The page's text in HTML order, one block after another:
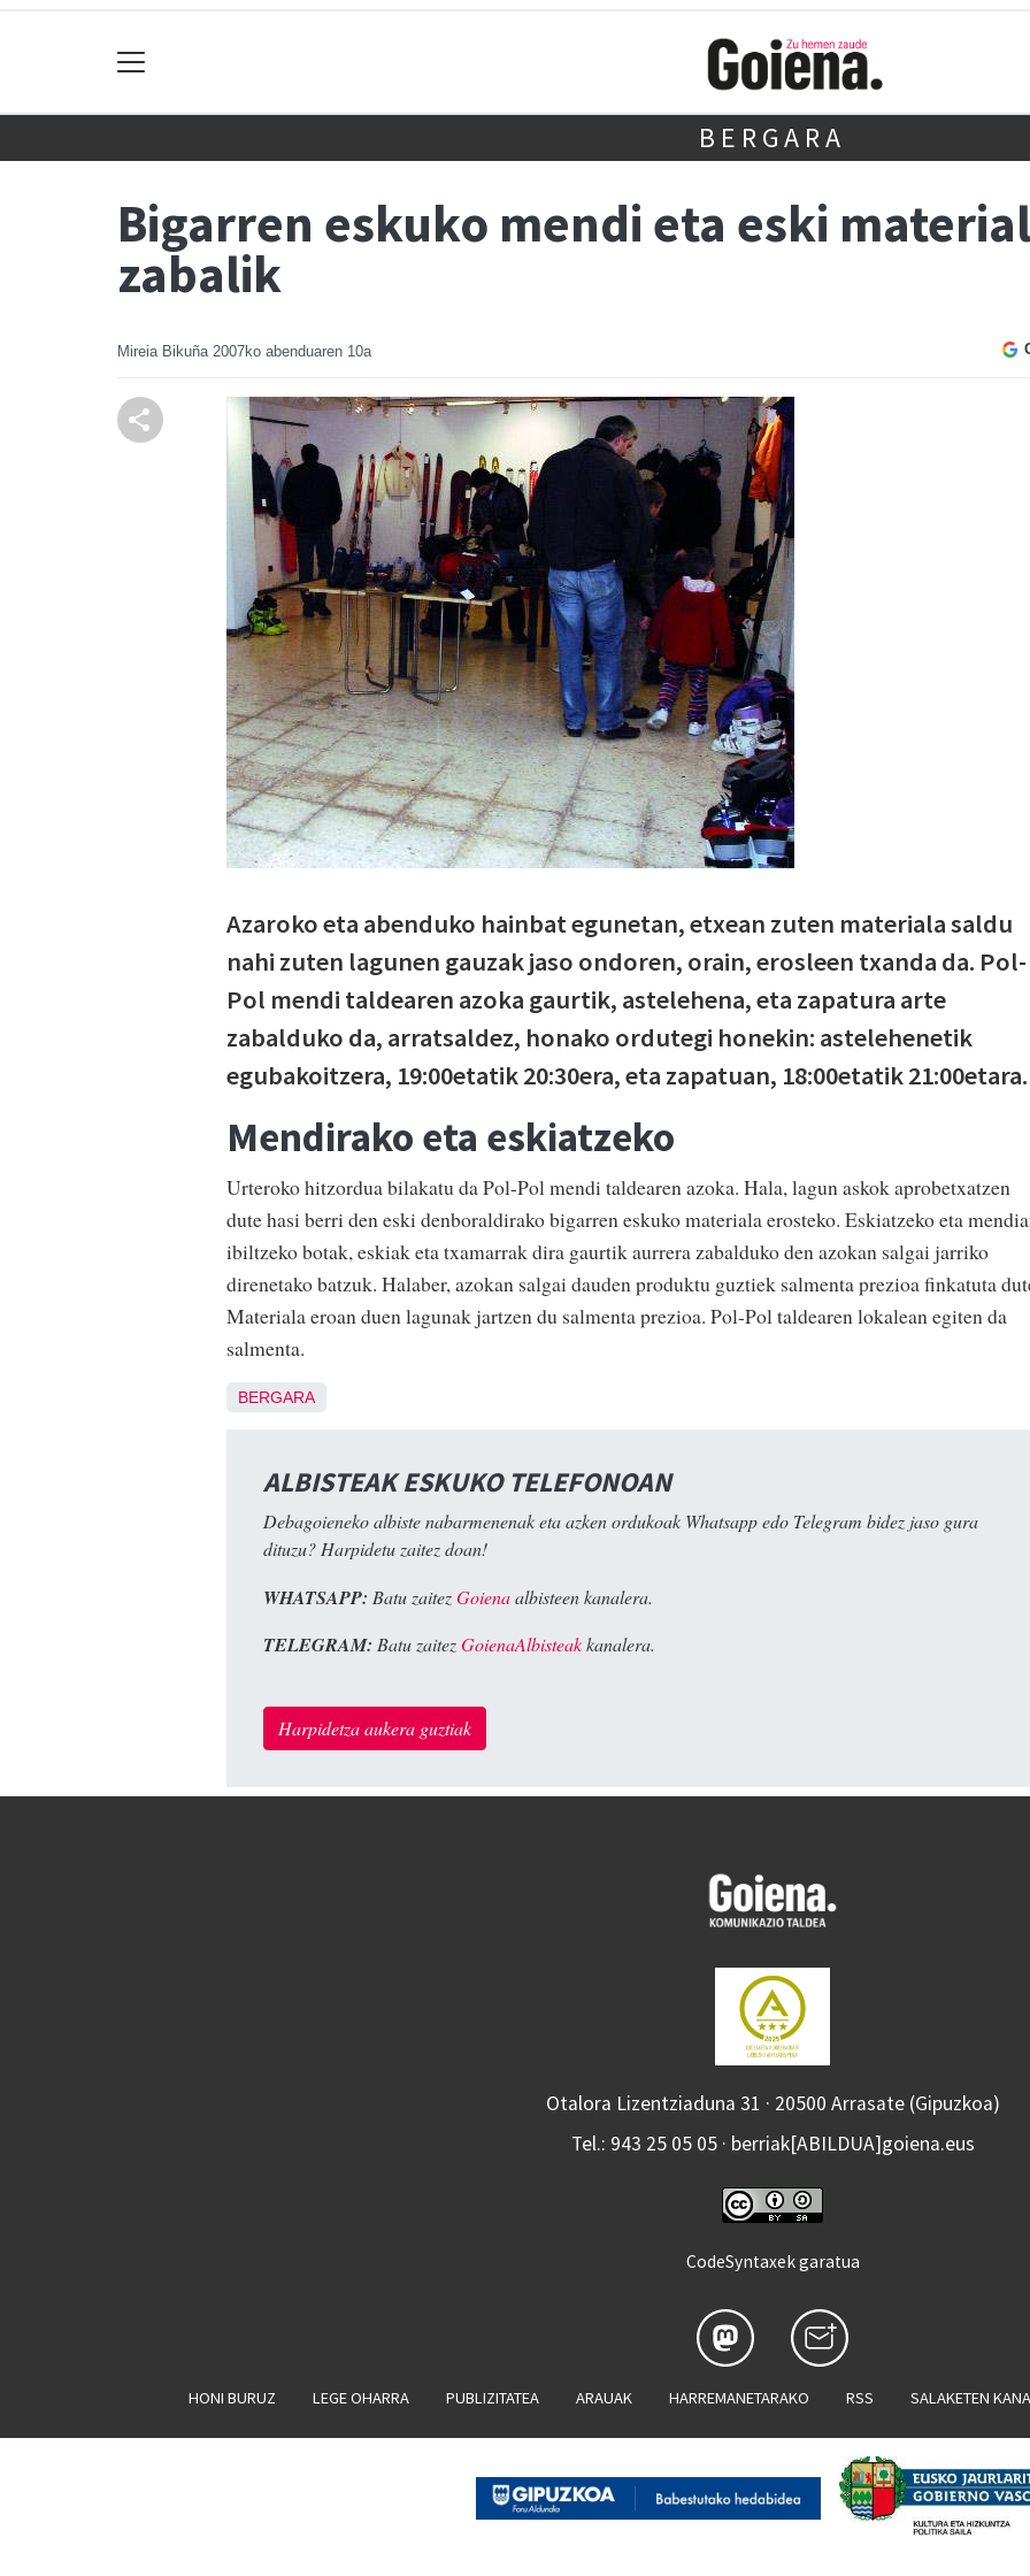
BERGARA
Bigarren eskuko mendi eta eski
zabalik
Mireia Bikuña 2007ko abenduaren 10a
Azaroko eta abenduko hainbat egunetan, etxean zuten materiala saldu
nahi zuten lagunen gauzak jaso ondoren, orain, erosleen txanda da. Pol-
Pol mendi taldearen azoka gaurtik, astelehena, eta zapatura arte
zabalduko da, arratsaldez, honako ordutegi honekin: astelehenetik
egubakoitzera, 19:00etatik 20:30era, eta zapatuan, 18:00etatik 21:00etara.
Mendirako eta eskiatzeko
Urteroko hitzordua bilakatu da Pol-Pol mendi taldearen azoka. Hala, lagun askok aprobetxatzen
dute hasi berri den eski denboraldirako bigarren eskuko materiala erosteko. Eskiatzeko eta
ibiltzeko botak, eskiak eta txamarrak dira gaurtik aurrera zabalduko den azokan salgai jarriko
direnetako batzuk. Halaber, azokan salgai dauden produktu guztiek salmenta prezioa finkatuta
Materiala eroan duen lagunak jartzen du salmenta prezioa. Pol-Pol taldearen lokalean egiten da
salmenta.
BERGARA
ALBISTEAK ESKUKO TELEFONOAN
Debagoieneko albiste nabarmenenak eta azken ordukoak Whatsapp edo Telegram bidez jaso gura
dituzu? Harpidetu zaitez doan!
WHATSAPP: Batu zaitezGoienaalbisteen kanalera.
TELEGRAM: Batu zaitezGoienaAlbisteakkanalera.
Harpidetza aukera guztiak
Otalora Lizentziaduna 31 · 20500 Arrasate (Gipuzkoa)
Tel.: 943 25 05 05 · berriak[ABILDUA]goiena.eus
CodeSyntaxek garatua
HONI BURUZ LEGE OHARRA PUBLIZITATEA ARAUAK HARREMANETARAKO RSS SALAKETEN